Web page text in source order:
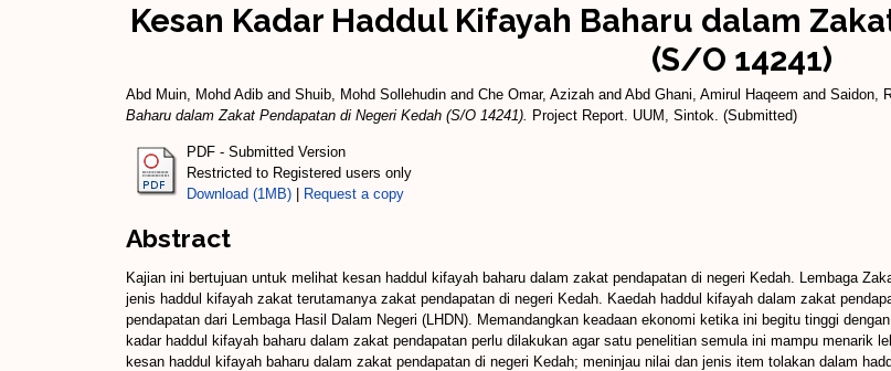
Kesan Kadar Haddul Kifayah Baharu dalam
(S/O 14241)
Abd Muin, Mohd Adib and Shuib, Mohd Sollehudin and Che Omar, Azizah and Abd Ghani, Amirul Haqeem and Saidon,
Baharu dalam Zakat Pendapatan di Negeri Kedah (S/O 14241). Project Report. UUM, Sintok. (Submitted)
PDF - Submitted Version
Restricted to Registered users only
Download (1MB)
Request a copy
Abstract
Kajian ini bertujuan untuk melihat kesan haddul kifayah baharu dalam zakat pendapatan di negeri Kedah. Lembaga
jenis haddul kifayah zakat terutamanya zakat pendapatan di negeri Kedah. Kaedah haddul kifayah dalam zakat
pendapatan dari Lembaga Hasil Dalam Negeri (LHDN). Memandangkan keadaan ekonomi ketika ini begitu tinggi
kadar haddul kifayah baharu dalam zakat pendapatan perlu dilakukan agar satu penelitian semula ini mampu menarik
kesan haddul kifayah baharu dalam zakat pendapatan di negeri Kedah; meninjau nilai dan jenis item tolakan dalam